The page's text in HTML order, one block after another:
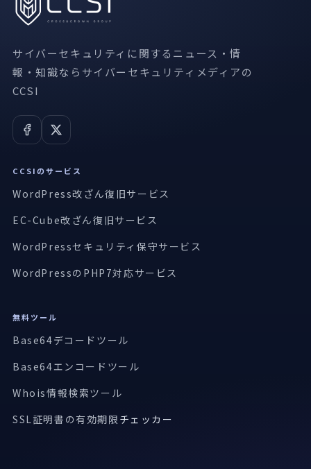
サイバーセキュリティに関するニュース・情
報・知識ならサイバーセキュリティメディアの
CCSI
CCSIのサービス
WordPress改ざん復旧サービス
EC-Cube改ざん復旧サービス
WordPressセキュリティ保守サービス
WordPressのPHP7対応サービス
無料ツール
Base64デコードツール
Base64エンコードツール
Whois情報検索ツール
SSL証明書の有効期限 チェッカー